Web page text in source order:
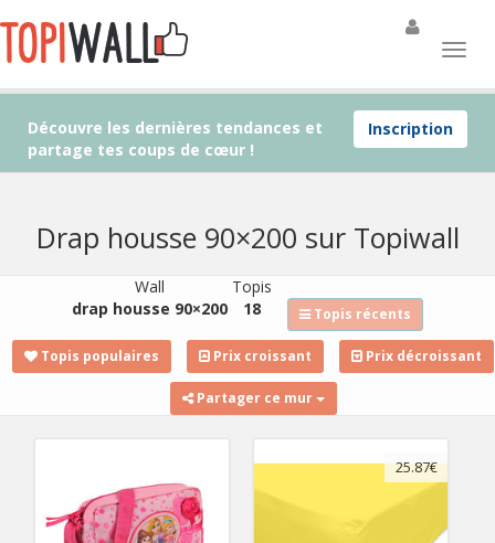
Inscription
Découvre les dernières tendances et
partage tes coups de cœur !
Drap housse 90×200 sur Topiwall
Wall
drap housse 90×200
Topis
18
Topis récents
Topis populaires Prix croissant Prix décroissant
Partager ce mur
25.87€